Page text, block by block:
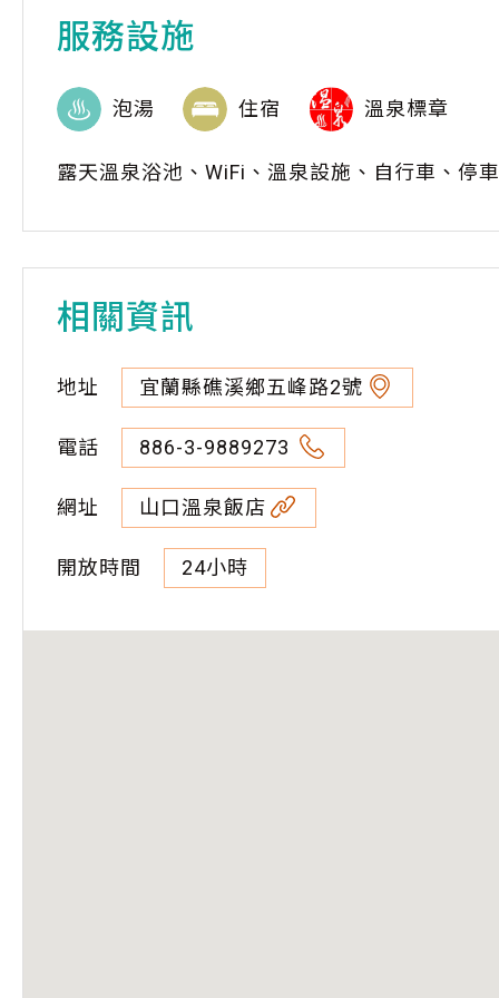
服務設施
泡湯 住宿 溫泉標章
露天溫泉浴池、WiFi、溫泉設施、自行車、停
相關資訊
地址 宜蘭縣礁溪鄉五峰路2號
電話 886-3-9889273
網址 山口溫泉飯店
開放時間 24小時